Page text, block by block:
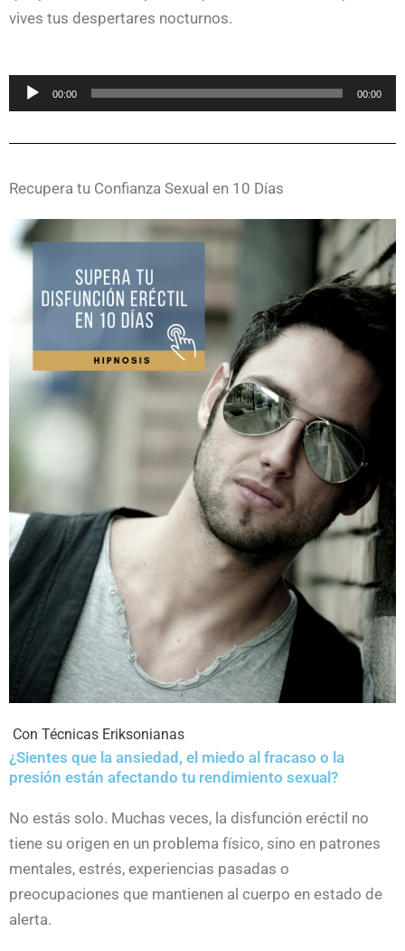
vives tus despertares nocturnos.
Reproductor
de
00:00 00:00
Recupera tu Confianza Sexual en 10 Días
Con Técnicas Eriksonianas
¿Sientes que la ansiedad, el miedo al fracaso o la
presión están afectando tu rendimiento sexual?
No estás solo. Muchas veces, la disfunción eréctil no
tiene su origen en un problema físico, sino en patrones
mentales, estrés, experiencias pasadas o
preocupaciones que mantienen al cuerpo en estado de
alerta.